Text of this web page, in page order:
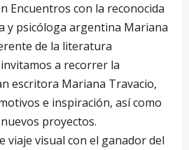
Encuentros con la reconocida
y psicóloga argentina Mariana
de la literatura
a recorrer la
escritora Mariana Travacio,
e inspiración, así como
proyectos.
viaje visual con el ganador del